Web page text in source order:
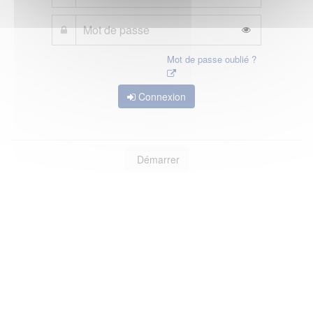
Mot de passe oublié ?
Connexion
Démarrer